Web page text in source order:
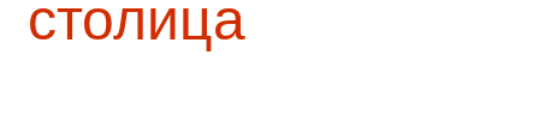
столица